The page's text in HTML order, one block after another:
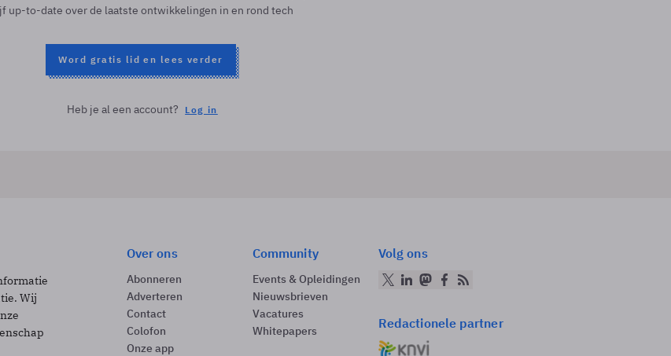
up-to-date over de laatste ontwikkelingen in en rond tech
Word gratis lid en lees verder
Heb je al een account? Log in
Wij
Over ons
Abonneren
Adverteren
Contact
Colofon
Onze app
Community
Events & Opleidingen
Nieuwsbrieven
Vacatures
Whitepapers
Volg ons
Redactionele partner